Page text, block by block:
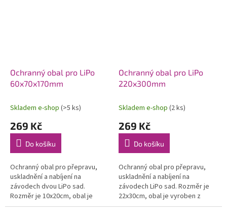
Ochranný obal pro LiPo
60x70x170mm
Skladem e-shop (>5 ks)
269 Kč
Do košíku
Ochranný obal pro přepravu,
uskladnění a nabíjení na
závodech dvou LiPo sad.
Rozměr je 10x20cm, obal je
vyroben z nehořlavé textilie.
Ochranný obal pro LiPo
220x300mm
Skladem e-shop (2 ks)
269 Kč
Do košíku
Ochranný obal pro přepravu,
uskladnění a nabíjení na
závodech LiPo sad. Rozměr je
22x30cm, obal je vyroben z
nehořlavé textilie.